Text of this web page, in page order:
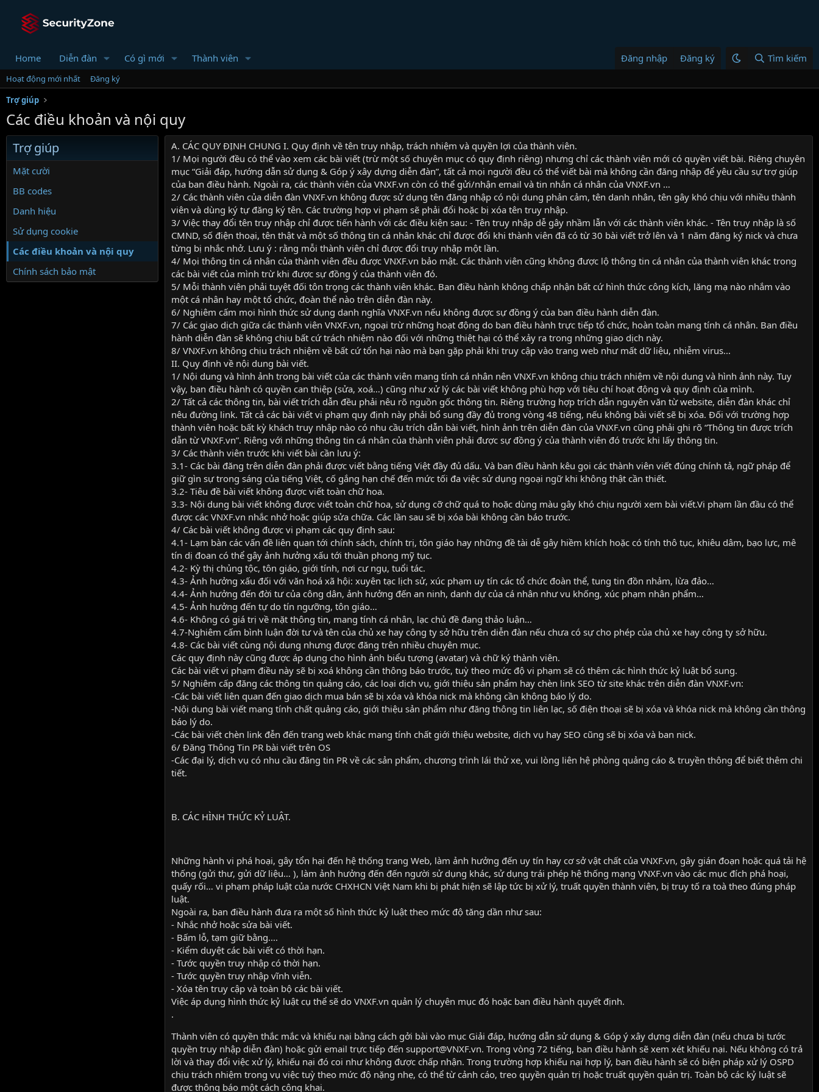
Home Diễn đàn Có gì mới Thành viên Đăng nhập Đăng ký Tìm kiếm
Hoạt động mới nhất
Đăng ký
Trợ giúp
Các điều khoản và nội quy
Trợ giúp
Mặt cười
BB codes
Danh hiệu
Sử dụng cookie
Các điều khoản và nội quy
Chính sách bảo mật
A. CÁC QUY ĐỊNH CHUNG I. Quy định về tên truy nhập, trách nhiệm và quyền lợi của thành viên.
1/ Mọi người đều có thể vào xem các bài viết (trừ một số chuyên mục có quy định riêng) nhưng chỉ các thành viên mới có quyền viết bài. Riêng chuyên
mục “Giải đáp, hướng dẫn sử dụng & Góp ý xây dựng diễn đàn”, tất cả mọi người đều có thể viết bài mà không cần đăng nhập để yêu cầu sự trợ giúp
của ban điều hành. Ngoài ra, các thành viên của VNXF.vn còn có thể gửi/nhận email và tin nhắn cá nhân của VNXF.vn …
2/ Các thành viên của diễn đàn VNXF.vn không được sử dụng tên đăng nhập có nội dung phản cảm, tên danh nhân, tên gây khó chịu với nhiều thành
viên và dùng ký tự đăng ký tên. Các trường hợp vi phạm sẽ phải đổi hoặc bị xóa tên truy nhập.
3/ Việc thay đổi tên truy nhập chỉ được tiến hành với các điều kiện sau: - Tên truy nhập dễ gây nhầm lẫn với các thành viên khác. - Tên truy nhập là số
CMND, số điện thoại, tên thật và một số thông tin cá nhân khác chỉ được đổi khi thành viên đã có từ 30 bài viết trở lên và 1 năm đăng ký nick và chưa
từng bị nhắc nhở. Lưu ý : rằng mỗi thành viên chỉ được đổi truy nhập một lần.
4/ Mọi thông tin cá nhân của thành viên đều được VNXF.vn bảo mật. Các thành viên cũng không được lộ thông tin cá nhân của thành viên khác trong
các bài viết của mình trừ khi được sự đồng ý của thành viên đó.
5/ Mỗi thành viên phải tuyệt đối tôn trọng các thành viên khác. Ban điều hành không chấp nhận bất cứ hình thức công kích, lăng mạ nào nhắm vào
một cá nhân hay một tổ chức, đoàn thể nào trên diễn đàn này.
6/ Nghiêm cấm mọi hình thức sử dụng danh nghĩa VNXF.vn nếu không được sự đồng ý của ban điều hành diễn đàn.
7/ Các giao dịch giữa các thành viên VNXF.vn, ngoại trừ những hoạt động do ban điều hành trực tiếp tổ chức, hoàn toàn mang tính cá nhân. Ban điều
hành diễn đàn sẽ không chịu bất cứ trách nhiệm nào đối với những thiệt hại có thể xảy ra trong những giao dịch này.
8/ VNXF.vn không chịu trách nhiệm về bất cứ tổn hại nào mà bạn gặp phải khi truy cập vào trang web như mất dữ liệu, nhiễm virus...
II. Quy định về nội dung bài viết.
1/ Nội dung và hình ảnh trong bài viết của các thành viên mang tính cá nhân nên VNXF.vn không chịu trách nhiệm về nội dung và hình ảnh này. Tuy
vậy, ban điều hành có quyền can thiệp (sửa, xoá…) cũng như xử lý các bài viết không phù hợp với tiêu chí hoạt động và quy định của mình.
2/ Tất cả các thông tin, bài viết trích dẫn đều phải nêu rõ nguồn gốc thông tin. Riêng trường hợp trích dẫn nguyên văn từ website, diễn đàn khác chỉ
nêu đường link. Tất cả các bài viết vi phạm quy định này phải bổ sung đầy đủ trong vòng 48 tiếng, nếu không bài viết sẽ bị xóa. Đối với trường hợp
thành viên hoặc bất kỳ khách truy nhập nào có nhu cầu trích dẫn bài viết, hình ảnh trên diễn đàn của VNXF.vn cũng phải ghi rõ “Thông tin được trích
dẫn từ VNXF.vn”. Riêng với những thông tin cá nhân của thành viên phải được sự đồng ý của thành viên đó trước khi lấy thông tin.
3/ Các thành viên trước khi viết bài cần lưu ý:
3.1- Các bài đăng trên diễn đàn phải được viết bằng tiếng Việt đầy đủ dấu. Và ban điều hành kêu gọi các thành viên viết đúng chính tả, ngữ pháp để
giữ gìn sự trong sáng của tiếng Việt, cố gắng hạn chế đến mức tối đa việc sử dụng ngoại ngữ khi không thật cần thiết.
3.2- Tiêu đề bài viết không được viết toàn chữ hoa.
3.3- Nội dung bài viết không được viết toàn chữ hoa, sử dụng cỡ chữ quá to hoặc dùng màu gây khó chịu người xem bài viết.Vi phạm lần đầu có thể
được các VNXF.vn nhắc nhở hoặc giúp sửa chữa. Các lần sau sẽ bị xóa bài không cần báo trước.
4/ Các bài viết không được vi phạm các quy định sau:
4.1- Lạm bàn các vấn đề liên quan tới chính sách, chính trị, tôn giáo hay những đề tài dễ gây hiềm khích hoặc có tính thô tục, khiêu dâm, bạo lực, mê
tín dị đoan có thể gây ảnh hưởng xấu tới thuần phong mỹ tục.
4.2- Kỳ thị chủng tộc, tôn giáo, giới tính, nơi cư ngụ, tuổi tác.
4.3- Ảnh hưởng xấu đối với văn hoá xã hội: xuyên tạc lịch sử, xúc phạm uy tín các tổ chức đoàn thể, tung tin đồn nhảm, lừa đảo…
4.4- Ảnh hưởng đến đời tư của công dân, ảnh hưởng đến an ninh, danh dự của cá nhân như vu khống, xúc phạm nhân phẩm…
4.5- Ảnh hưởng đến tự do tín ngưỡng, tôn giáo…
4.6- Không có giá trị về mặt thông tin, mang tính cá nhân, lạc chủ đề đang thảo luận…
4.7-Nghiêm cấm bình luận đời tư và tên của chủ xe hay công ty sở hữu trên diễn đàn nếu chưa có sự cho phép của chủ xe hay công ty sở hữu.
4.8- Các bài viết cùng nội dung nhưng được đăng trên nhiều chuyên mục.
Các quy định này cũng được áp dụng cho hình ảnh biểu tượng (avatar) và chữ ký thành viên.
Các bài viết vi phạm điều này sẽ bị xoá không cần thông báo trước, tuỳ theo mức độ vi phạm sẽ có thêm các hình thức kỷ luật bổ sung.
5/ Nghiêm cấp đăng các thông tin quảng cáo, các loại dịch vụ, giới thiệu sản phẩm hay chèn link SEO từ site khác trên diễn đàn VNXF.vn:
-Các bài viết liên quan đến giao dịch mua bán sẽ bị xóa và khóa nick mà không cần không báo lý do.
-Nội dung bài viết mang tính chất quảng cáo, giới thiệu sản phẩm như đăng thông tin liên lạc, số điện thoại sẽ bị xóa và khóa nick mà không cần thông
báo lý do.
-Các bài viết chèn link đễn đến trang web khác mang tính chất giới thiệu website, dịch vụ hay SEO cũng sẽ bị xóa và ban nick.
6/ Đăng Thông Tin PR bài viết trên OS
-Các đại lý, dịch vụ có nhu cầu đăng tin PR về các sản phẩm, chương trình lái thử xe, vui lòng liên hệ phòng quảng cáo & truyền thông để biết thêm chi
tiết.
B. CÁC HÌNH THỨC KỶ LUẬT.
Những hành vi phá hoại, gây tổn hại đến hệ thống trang Web, làm ảnh hưởng đến uy tín hay cơ sở vật chất của VNXF.vn, gây gián đoạn hoặc quá tải hệ
thống (gửi thư, gửi dữ liệu… ), làm ảnh hưởng đến đến người sử dụng khác, sử dụng trái phép hệ thống mạng VNXF.vn vào các mục đích phá hoại,
quấy rối… vi phạm pháp luật của nước CHXHCN Việt Nam khi bị phát hiện sẽ lập tức bị xử lý, truất quyền thành viên, bị truy tố ra toà theo đúng pháp
luật.
Ngoài ra, ban điều hành đưa ra một số hình thức kỷ luật theo mức độ tăng dần như sau:
- Nhắc nhở hoặc sửa bài viết.
- Bấm lỗ, tạm giữ bằng....
- Kiểm duyệt các bài viết có thời hạn.
- Tước quyền truy nhập có thời hạn.
- Tước quyền truy nhập vĩnh viễn.
- Xóa tên truy cập và toàn bộ các bài viết.
Việc áp dụng hình thức kỷ luật cụ thể sẽ do VNXF.vn quản lý chuyên mục đó hoặc ban điều hành quyết định.
.
Thành viên có quyền thắc mắc và khiếu nại bằng cách gởi bài vào mục Giải đáp, hướng dẫn sử dụng & Góp ý xây dựng diễn đàn (nếu chưa bị tước
quyền truy nhập diễn đàn) hoặc gửi email trực tiếp đến support@VNXF.vn. Trong vòng 72 tiếng, ban điều hành sẽ xem xét khiếu nại. Nếu không có trả
lời và thay đổi việc xử lý, khiếu nại đó coi như không được chấp nhận. Trong trường hợp khiếu nại hợp lý, ban điều hành sẽ có biện pháp xử lý OSPD
chịu trách nhiệm trong vụ việc tuỳ theo mức độ nặng nhẹ, có thể từ cảnh cáo, treo quyền quản trị hoặc truất quyền quản trị. Toàn bộ các kỷ luật sẽ
được thông báo một cách công khai.